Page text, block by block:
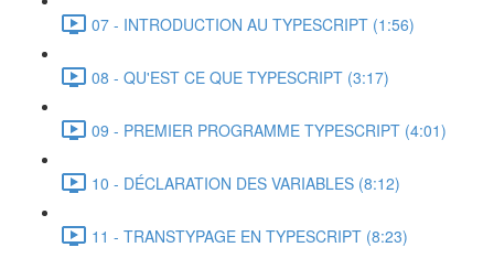
07 - INTRODUCTION AU TYPESCRIPT (1:56)
08 - QU'EST CE QUE TYPESCRIPT (3:17)
09 - PREMIER PROGRAMME TYPESCRIPT (4:01)
10 - DÉCLARATION DES VARIABLES (8:12)
11 - TRANSTYPAGE EN TYPESCRIPT (8:23)